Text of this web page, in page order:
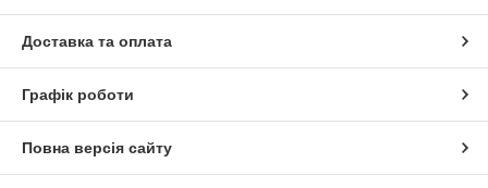
Доставка та оплата
Графік роботи
Повна версія сайту